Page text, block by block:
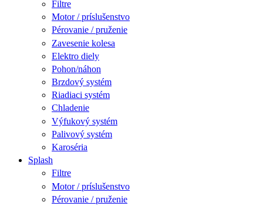
Filtre
Motor / príslušenstvo
Pérovanie / pruženie
Zavesenie kolesa
Elektro diely
Pohon/náhon
Brzdový systém
Riadiaci systém
Chladenie
Výfukový systém
Palivový systém
Karoséria
Splash
Filtre
Motor / príslušenstvo
Pérovanie / pruženie